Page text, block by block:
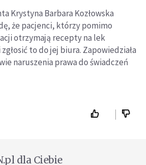
Krystyna Barbara Kozłowska
że pacjenci, którzy pomimo
otrzymają recepty na lek
to do jej biura. Zapowiedziała
naruszenia prawa do świadczeń
dla Ciebie